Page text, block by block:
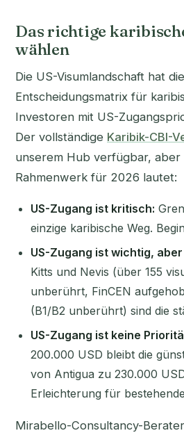
Das richtige
wählen
Die US-Visumlandschaft hat die
Entscheidungsmatrix für
Investoren mit US-
Der vollständige Karibik-CBI-
unserem Hub verfügbar, aber
Rahmenwerk für 2026 lautet:
US-Zugang ist kritisch:
einzige karibische Weg.
US-Zugang ist wichtig,
Kitts und Nevis (über 155
unberührt, FinCEN
(B1/B2 unberührt) sind die
US-Zugang ist keine
200.000 USD bleibt die
von Antigua zu 230.000
Erleichterung für
Mirabello-Consultancy-